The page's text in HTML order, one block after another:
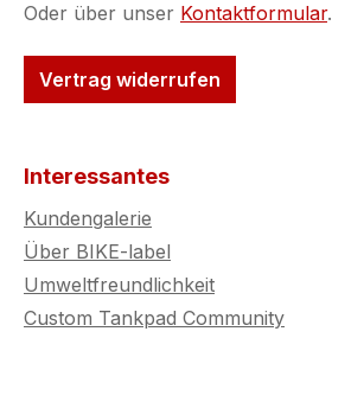
Oder über unser Kontaktformular.
Vertrag widerrufen
Interessantes
Kundengalerie
Über BIKE-label
Umweltfreundlichkeit
Custom Tankpad Community